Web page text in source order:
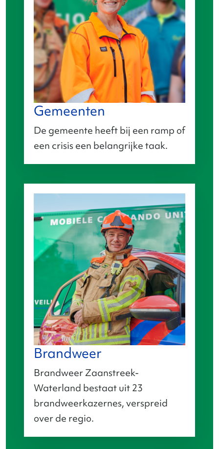
Gemeenten
De gemeente heeft bij een ramp of
een crisis een belangrijke taak.
Brandweer
Brandweer Zaanstreek-
Waterland bestaat uit 23
brandweerkazernes, verspreid
over de regio.